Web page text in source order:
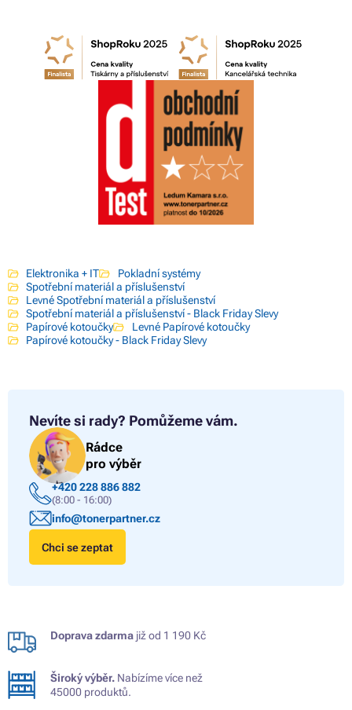
Elektronika + IT
Pokladní systémy
Spotřební materiál a příslušenství
Levné Spotřební materiál a příslušenství
Spotřební materiál a příslušenství - Black Friday Slevy
Papírové kotoučky
Levné Papírové kotoučky
Papírové kotoučky - Black Friday Slevy
Nevíte si rady? Pomůžeme vám.
Rádce
pro výběr
+420 228 886 882
(8:00 - 16:00)
info@tonerpartner.cz
Chci se zeptat
Doprava zdarma již od 1 190 Kč
Široký výběr. Nabízíme více než
45000 produktů.